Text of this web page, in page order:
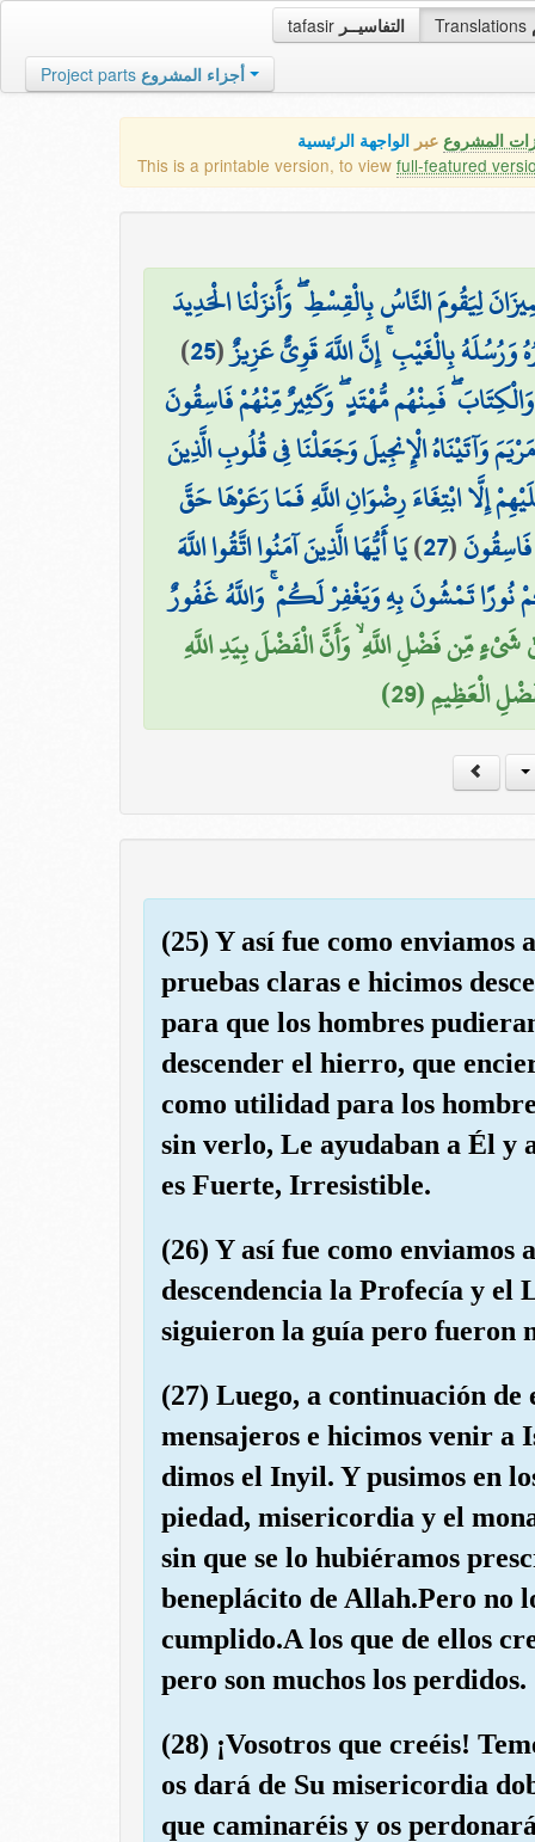
tafasir التفاسيــر Translations
Project parts أجزاء المشروع
المشروع عبر الواجهة الرئيسية
This is a printable version, to view full-featured
لِيَقُومَ النَّاسُ بِالْقِسْطِ ۖ وَأَنزَلْنَا الْحَدِيدَ
وَرُسُلَهُ بِالْغَيْبِ ۚ إِنَّ اللَّهَ قَوِيٌّ عَزِيزٌ(
25
)
وَالْكِتَابَ ۖ فَمِنْهُم مُّهْتَدٍ ۖ وَكَثِيرٌ مِّنْهُمْ فَاسِقُونَ
وَآتَيْنَاهُ الْإِنجِيلَ وَجَعَلْنَا فِي قُلُوبِ الَّذِينَ
إِلَّا ابْتِغَاءَ رِضْوَانِ اللَّهِ فَمَا رَعَوْهَا حَقَّ
فَاسِقُونَ(
27
)يَا أَيُّهَا الَّذِينَ آمَنُوا اتَّقُوا اللَّهَ
تَمْشُونَ بِهِ وَيَغْفِرْ لَكُمْ ۚ وَاللَّهُ غَفُورٌ
شَيْءٍ مِّن فَضْلِ اللَّهِ ۙ وَأَنَّ الْفَضْلَ بِيَدِ اللَّهِ
الْعَظِيمِ (29)
(25) Y así fue como enviamos
pruebas claras e hicimos
para que los hombres
descender el hierro, que
como utilidad para los
sin verlo, Le ayudaban a Él y
es Fuerte, Irresistible.
(26) Y así fue como enviamos
descendencia la Profecía y el
siguieron la guía pero fueron
(27) Luego, a continuación
mensajeros e hicimos venir a
dimos el Inyil. Y pusimos en
piedad, misericordia y el
sin que se lo hubiéramos
beneplácito de Allah.Pero no
cumplido.A los que de ellos
pero son muchos los perdidos.
(28) ¡Vosotros que creéis!
os dará de Su misericordia
que caminaréis y os